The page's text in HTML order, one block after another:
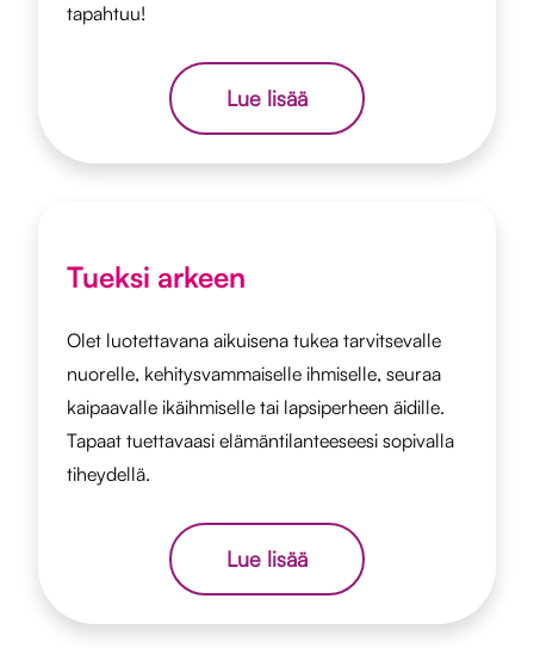
tapahtuu!
Lue lisää
Tueksi arkeen
Olet luotettavana aikuisena tukea tarvitsevalle
nuorelle, kehitysvammaiselle ihmiselle, seuraa
kaipaavalle ikäihmiselle tai lapsiperheen äidille.
Tapaat tuettavaasi elämäntilanteeseesi sopivalla
tiheydellä.
Lue lisää